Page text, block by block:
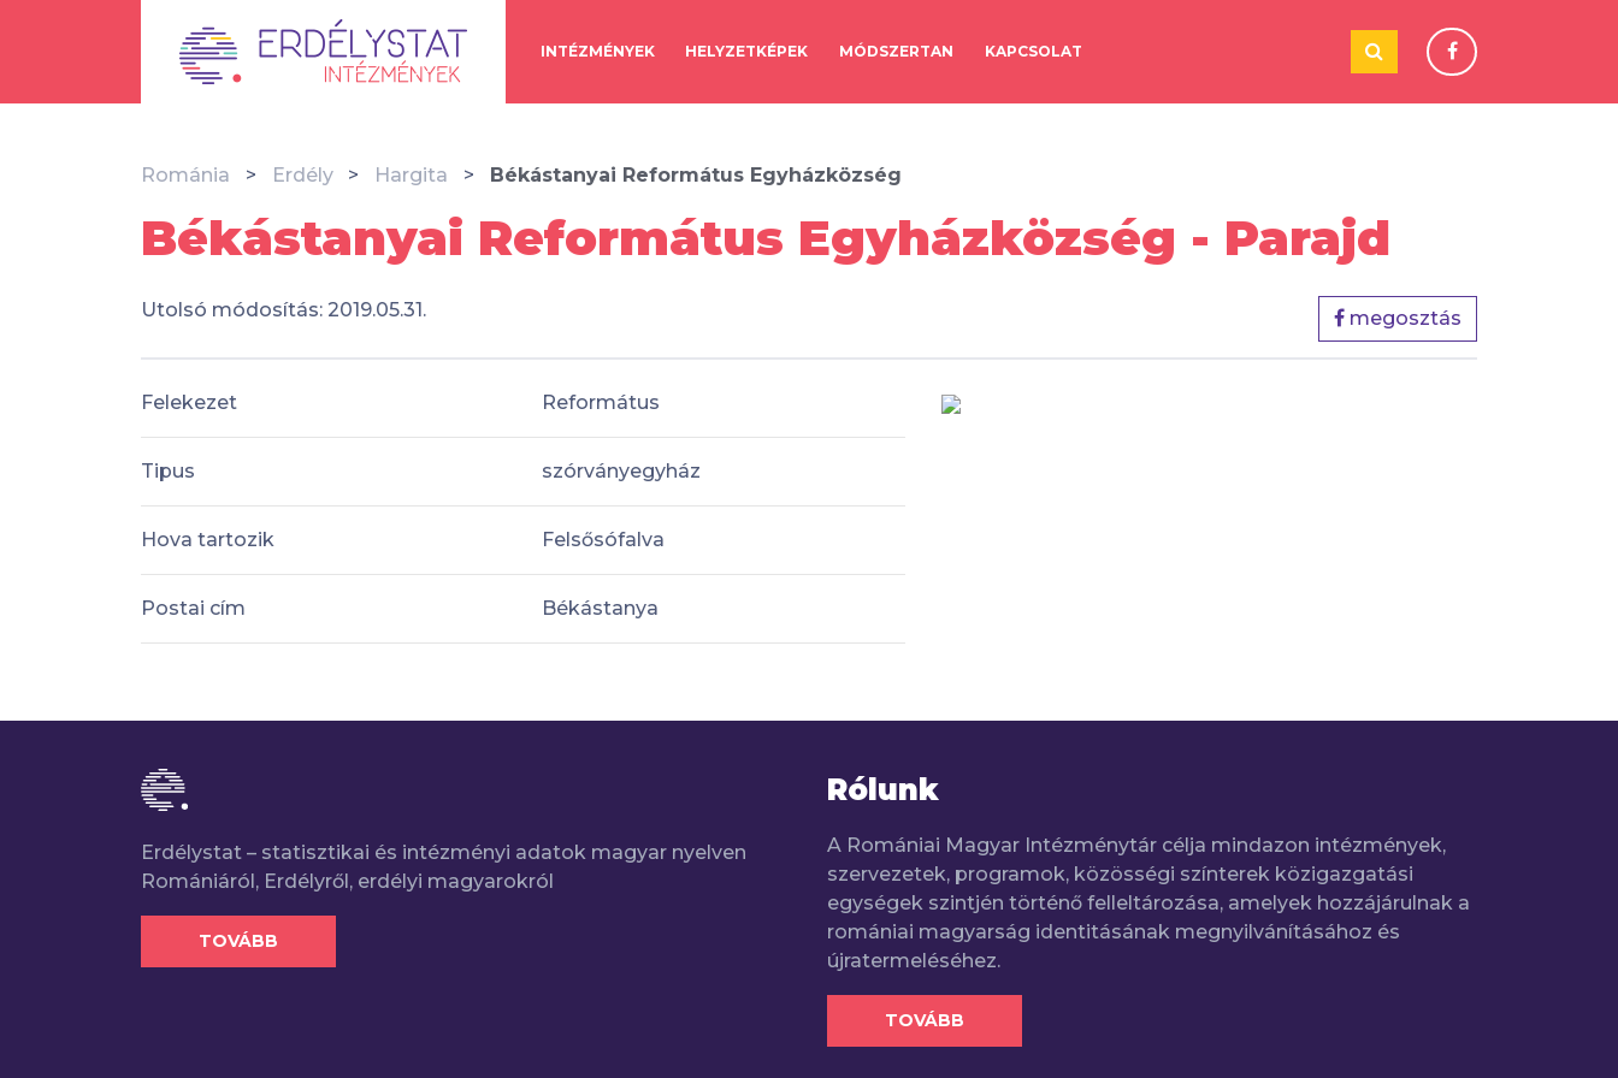
INTÉZMÉNYEK HELYZETKÉPEK MÓDSZERTAN KAPCSOLAT
Románia Erdély Hargita Békástanyai Református Egyházközség
Békástanyai Református Egyházközség - Parajd
Utolsó módosítás: 2019.05.31. megosztás
Felekezet Református
Tipus szórványegyház
Hova tartozik Felsősófalva
Postai cím Békástanya
Erdélystat – statisztikai és intézményi adatok magyar nyelven
Romániáról, Erdélyről, erdélyi magyarokról
TOVÁBB
Rólunk
A Romániai Magyar Intézménytár célja mindazon intézmények,
szervezetek, programok, közösségi színterek közigazgatási
egységek szintjén történő felleltározása, amelyek hozzájárulnak a
romániai magyarság identitásának megnyilvánításához és
újratermeléséhez.
TOVÁBB